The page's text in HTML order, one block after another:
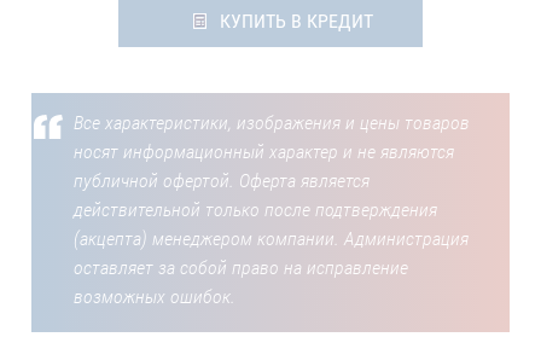
КУПИТЬ В КРЕДИТ
Все характеристики, изображения и цены товаров
носят информационный характер и не являются
публичной офертой. Оферта является
действительной только после подтверждения
(акцепта) менеджером компании. Администрация
оставляет за собой право на исправление
возможных ошибок.